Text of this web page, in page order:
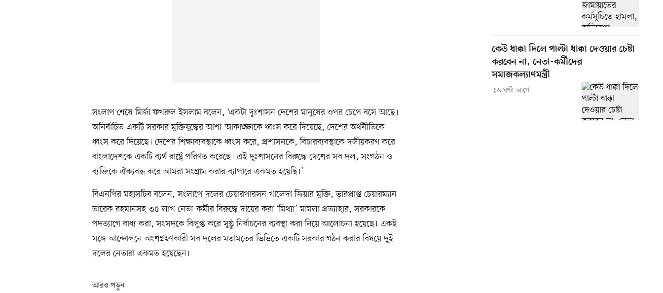
সংলাপ শেষে মির্জা ফখরুল ইসলাম বলেন, ‘একটা দুঃশাসন দেশের মানুষের ওপর চেপে বসে আছে।
অনির্বাচিত একটি সরকার মুক্তিযুদ্ধের আশা-আকাঙ্ক্ষাকে ধ্বংস করে দিয়েছে, দেশের অর্থনীতিকে
ধ্বংস করে দিয়েছে। দেশের শিক্ষাব্যবস্থাকে ধ্বংস করে, প্রশাসনকে, বিচারব্যবস্থাকে দলীয়করণ করে
বাংলাদেশকে একটি ব্যর্থ রাষ্ট্রে পরিণত করেছে। এই দুঃশাসনের বিরুদ্ধে দেশের সব দল, সংগঠন ও
ব্যক্তিকে ঐক্যবদ্ধ করে আমরা সংগ্রাম করার ব্যাপারে একমত হয়েছি।’
বিএনপির মহাসচিব বলেন, সংলাপে দলের চেয়ারপারসন খালেদা জিয়ার মুক্তি, ভারপ্রাপ্ত চেয়ারম্যান
তারেক রহমানসহ ৩৫ লাখ নেতা-কর্মীর বিরুদ্ধে দায়ের করা ‘মিথ্যা’ মামলা প্রত্যাহার, সরকারকে
পদত্যাগে বাধ্য করা, সংসদকে বিলুপ্ত করে সুষ্ঠু নির্বাচনের ব্যবস্থা করা নিয়ে আলোচনা হয়েছে। একই
সঙ্গে আন্দোলনে অংশগ্রহণকারী সব দলের মতামতের ভিত্তিতে একটি সরকার গঠন করার বিষয়ে দুই
দলের নেতারা একমত হয়েছেন।
আরও পড়ুন
কেউ ধাক্কা দিলে পাল্টা ধাক্কা দেওয়ার চেষ্টা
করবেন না, নেতা-কর্মীদের
সমাজকল্যাণমন্ত্রী
১৬ ঘণ্টা আগে